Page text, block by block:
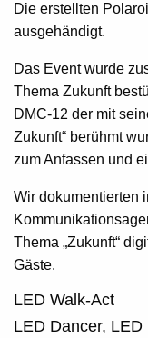
Die erstellten
ausgehändigt.
Das Event wurde
Thema Zukunft
DMC-12 der mit
Zukunft“ berühmt
zum Anfassen und
Wir dokumentierten
Thema „Zukunft“
Gäste.
LED Walk-Act
LED Dancer,